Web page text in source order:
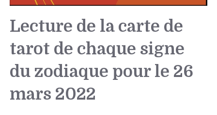
Lecture de la carte de
tarot de chaque signe
du zodiaque pour le 26
mars 2022